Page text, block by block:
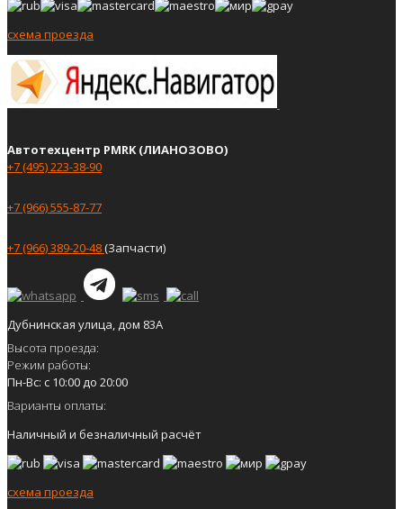
схема проезда
Автотехцентр PMRK (ЛИАНОЗОВО)
+7 (495) 223-38-90
+7 (966) 555-87-77
+7 (966) 389-20-48(Запчасти)
Дубнинская улица, дом 83А
Высота проезда:
Режим работы:
Пн-Вс: с 10:00 до 20:00
Варианты оплаты:
Наличный и безналичный расчёт
схема проезда